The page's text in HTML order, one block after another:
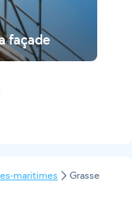
façade
maritimes Grasse